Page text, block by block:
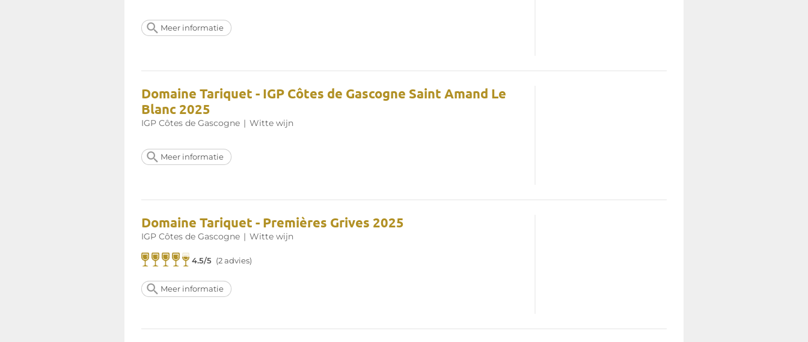
Meer informatie
Domaine Tariquet - IGP Côtes de Gascogne Saint Amand Le
Blanc 2025
IGP Côtes de Gascogne | Witte wijn
Meer informatie
Domaine Tariquet - Premières Grives 2025
IGP Côtes de Gascogne | Witte wijn
4.5/5 (2 advies)
Meer informatie